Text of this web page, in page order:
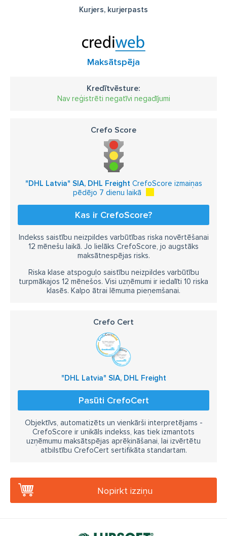
Kurjers, kurjerpasts
Maksātspēja
Kredītvēsture:
Nav reģistrēti negatīvi negadījumi
Crefo Score
"DHL Latvia" SIA, DHL FreightCrefoScore izmaiņas
pēdējo 7 dienu laikā
Kas ir CrefoScore?
Indekss saistību neizpildes varbūtības riska novērtēšanai
12 mēnešu laikā. Jo lielāks CrefoScore, jo augstāks
maksātnespējas risks.
Riska klase atspoguļo saistību neizpildes varbūtību
turpmākajos 12 mēnešos. Visi uzņēmumi ir iedalīti 10 riska
klasēs. Kalpo ātrai lēmuma pieņemšanai.
Crefo Cert
"DHL Latvia" SIA, DHL Freight
Pasūti CrefoCert
Objektīvs, automatizēts un vienkārši interpretējams -
CrefoScore ir unikāls indekss, kas tiek izmantots
uzņēmumu maksātspējas aprēķināšanai, lai izvērtētu
atbilstību CrefoCert sertifikāta standartam.
Nopirkt izziņu